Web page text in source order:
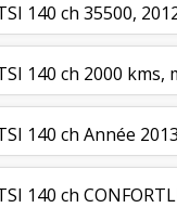
140 ch 35500,
140 ch 2000
140 ch Année
140 ch